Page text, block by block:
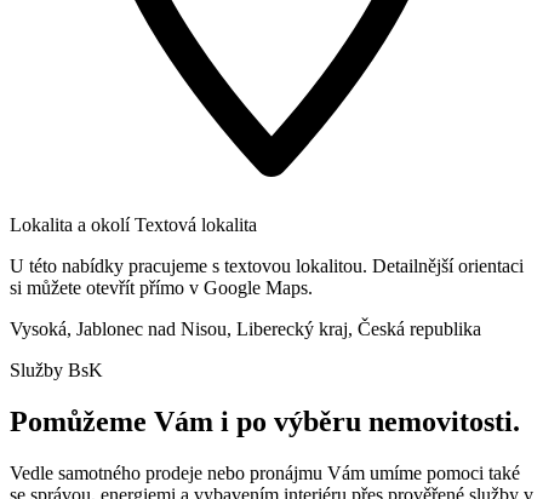
Lokalita a okolí Textová lokalita
U této nabídky pracujeme s textovou lokalitou. Detailnější orientaci
si můžete otevřít přímo v Google Maps.
Vysoká, Jablonec nad Nisou, Liberecký kraj, Česká republika
Služby BsK
Pomůžeme Vám i po výběru nemovitosti.
Vedle samotného prodeje nebo pronájmu Vám umíme pomoci také
se správou, energiemi a vybavením interiéru přes prověřené služby v